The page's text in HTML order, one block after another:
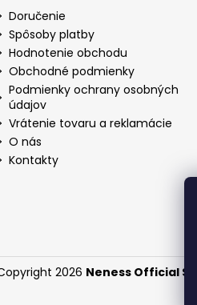
Doručenie
Spôsoby platby
Hodnotenie obchodu
Obchodné podmienky
Podmienky ochrany osobných
údajov
Vrátenie tovaru a reklamácie
O nás
Kontakty
2026 Neness Official SK